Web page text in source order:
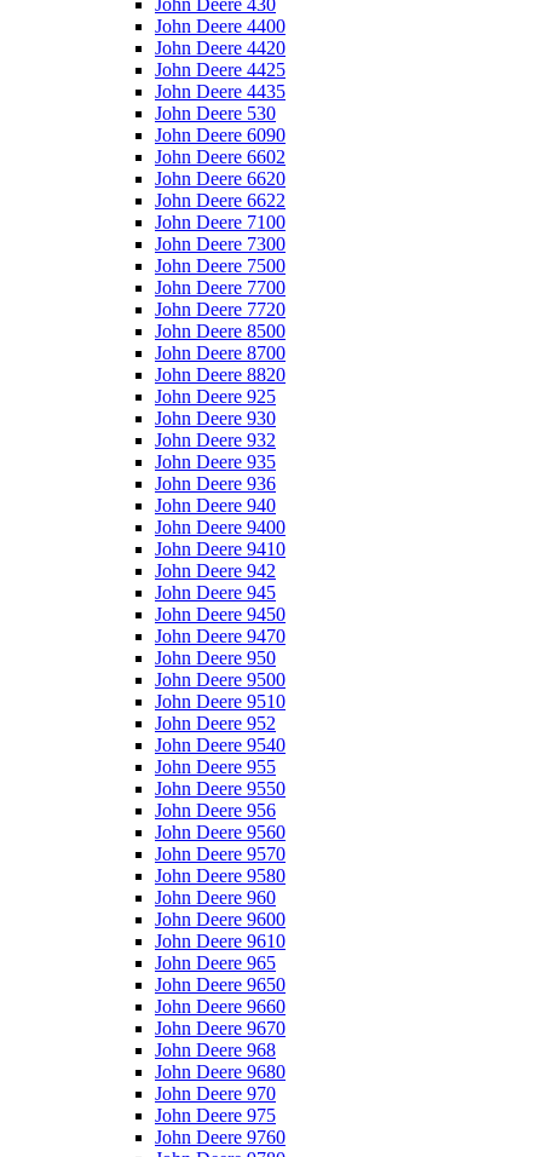
John Deere 430
John Deere 4400
John Deere 4420
John Deere 4425
John Deere 4435
John Deere 530
John Deere 6090
John Deere 6602
John Deere 6620
John Deere 6622
John Deere 7100
John Deere 7300
John Deere 7500
John Deere 7700
John Deere 7720
John Deere 8500
John Deere 8700
John Deere 8820
John Deere 925
John Deere 930
John Deere 932
John Deere 935
John Deere 936
John Deere 940
John Deere 9400
John Deere 9410
John Deere 942
John Deere 945
John Deere 9450
John Deere 9470
John Deere 950
John Deere 9500
John Deere 9510
John Deere 952
John Deere 9540
John Deere 955
John Deere 9550
John Deere 956
John Deere 9560
John Deere 9570
John Deere 9580
John Deere 960
John Deere 9600
John Deere 9610
John Deere 965
John Deere 9650
John Deere 9660
John Deere 9670
John Deere 968
John Deere 9680
John Deere 970
John Deere 975
John Deere 9760